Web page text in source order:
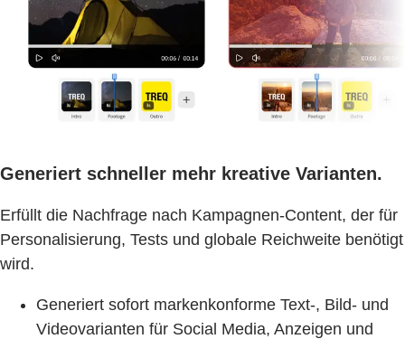
Generiert schneller mehr kreative Varianten.
Erfüllt die Nachfrage nach Kampagnen-Content, der für
Personalisierung, Tests und globale Reichweite benötigt
wird.
Generiert sofort markenkonforme Text-, Bild- und
Videovarianten für Social Media, Anzeigen und